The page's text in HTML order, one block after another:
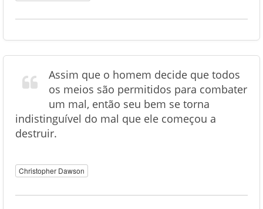
Assim que o homem decide que todos
os meios são permitidos para combater
um mal, então seu bem se torna
indistinguível do mal que ele começou a
destruir.
Christopher Dawson